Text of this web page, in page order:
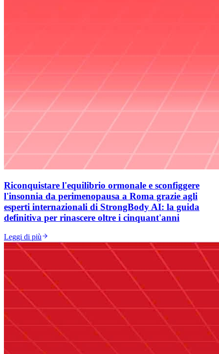
Riconquistare l'equilibrio ormonale e sconfiggere
l'insonnia da perimenopausa a Roma grazie agli
esperti internazionali di StrongBody AI: la guida
definitiva per rinascere oltre i cinquant'anni
Leggi di più